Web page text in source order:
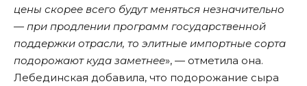
цены скорее всего будут меняться незначительно
— при продлении программ государственной
поддержки отрасли, то элитные импортные сорта
подорожают куда заметнее», — отметила она.
Лебединская добавила, что подорожание сыра